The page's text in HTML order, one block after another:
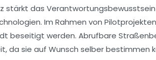
stärkt das
Im Rahmen von
beseitigt werden. Abrufbare
da sie auf Wunsch selber bestimmen